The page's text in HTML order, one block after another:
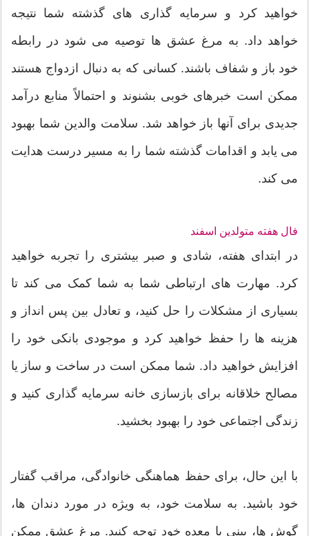
خواهید کرد و سرمایه گذاری های گذشته شما نتیجه
خواهد داد. به مرغ عشق ها توصیه می شود در رابطه
خود باز و شفاف باشند. کسانی که به دنبال ازدواج هستند
ممکن است خبرهای خوبی بشنوند و احتمالاً منابع درآمد
جدیدی برای آنها باز خواهد شد. سلامت والدین شما بهبود
می یابد و اقدامات گذشته شما را به مسیر درست هدایت
می کند.
فال هفته متولدین اسفند
در ابتدای هفته، شادی و صبر بیشتری را تجربه خواهید
کرد. مهارت های ارتباطی شما به شما کمک می کند تا
بسیاری از مشکلات را حل کنید، و تعادل بین پس انداز و
هزینه ها را حفظ خواهید کرد و موجودی بانکی خود را
افزایش خواهید داد. شما ممکن است در ساخت و ساز یا
مصالح خلاقانه برای بازسازی خانه سرمایه گذاری کنید و
زندگی اجتماعی خود را بهبود بخشید.
با این حال، برای حفظ هماهنگی خانوادگی، مراقب گفتار
خود باشید. به سلامت خود، به ویژه در مورد دندان ها،
گوش ها، بینی یا معده خود توجه کنید. مرغ عشق ممکن